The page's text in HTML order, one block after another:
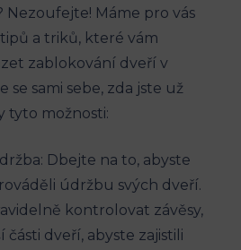
Nezoufejte! Máme pro vás
a triků, které vám
zablokování dveří v
se sami sebe, zda jste už
tyto možnosti:
Dbejte na to, abyste
údržbu svých dveří.
kontrolovat závěsy,
části dveří, abyste zajistili